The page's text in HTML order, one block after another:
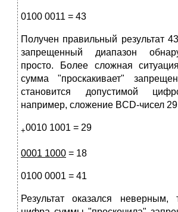
0100 0011 = 43
Получен правильный результат
запрещенный диапазон
просто. Более сложная
сумма "проскакивает"
становится допустимой
например, сложение BCD-чисел
+0010 1001 = 29
0001 1000 = 18
0100 0001 = 41
Результат оказался